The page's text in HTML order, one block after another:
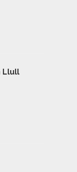
Llull